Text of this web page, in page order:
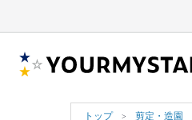
トップ 剪定・造園